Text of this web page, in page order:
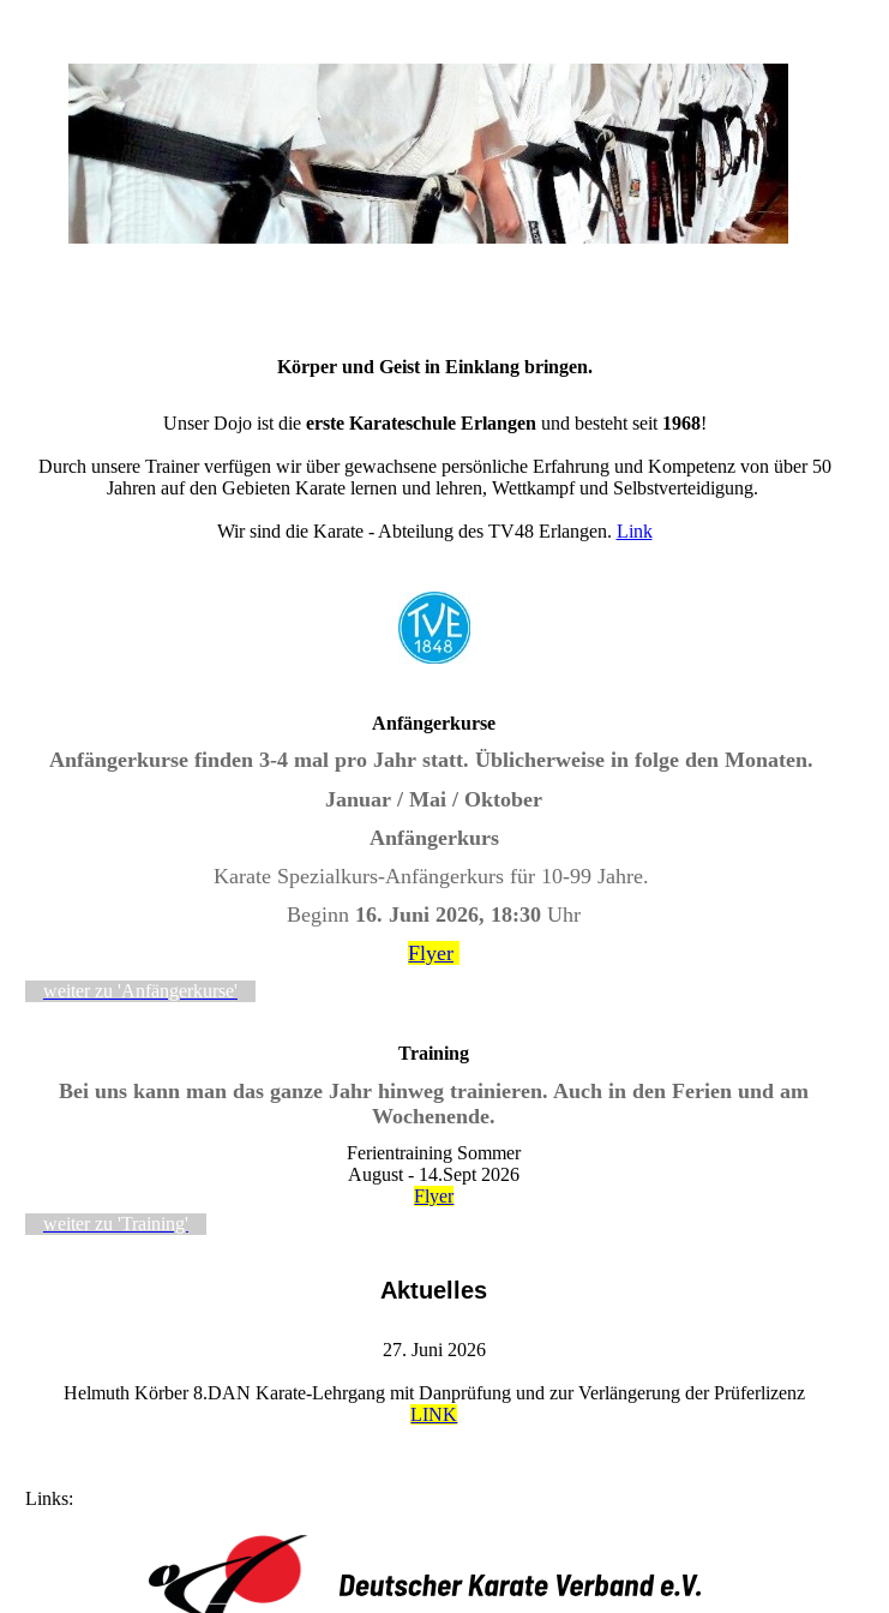
Körper und Geist in Einklang bringen.
Unser Dojo ist die erste Karateschule Erlangen und besteht seit 1968!
Durch unsere Trainer verfügen wir über gewachsene persönliche Erfahrung und Kompetenz von über 50
Jahren auf den Gebieten Karate lernen und lehren, Wettkampf und Selbstverteidigung.
Wir sind die Karate - Abteilung des TV48 Erlangen. Link
Anfängerkurse
Anfängerkurse finden 3-4 mal pro Jahr statt. Üblicherweise in folge den Monaten.
Januar / Mai / Oktober
Anfängerkurs
Karate Spezialkurs-Anfängerkurs für 10-99 Jahre.
Beginn 16. Juni 2026, 18:30 Uhr
Flyer
weiter zu 'Anfängerkurse'
Training
Bei uns kann man dasganze Jahr hinweg trainieren. Auch in den Ferien und am
Wochenende.
Ferientraining Sommer
August - 14.Sept 2026
Flyer
weiter zu 'Training'
Aktuelles
27. Juni 2026
Helmuth Körber 8.DAN Karate-Lehrgang mit Danprüfung und zur Verlängerung der Prüferlizenz
LINK
Links: